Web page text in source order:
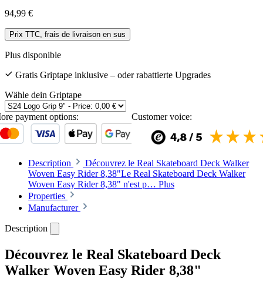
94,99 €
Prix TTC, frais de livraison en sus
Plus disponible
Gratis Griptape inklusive – oder rabattierte Upgrades
Wähle dein Griptape
payment options: Customer voice:
Description
Découvrez le Real Skateboard Deck Walker
Woven Easy Rider 8,38"Le Real Skateboard Deck Walker
Woven Easy Rider 8,38" n'est p… Plus
Properties
Manufacturer
Description
Découvrez le Real Skateboard Deck
Walker Woven Easy Rider 8,38"